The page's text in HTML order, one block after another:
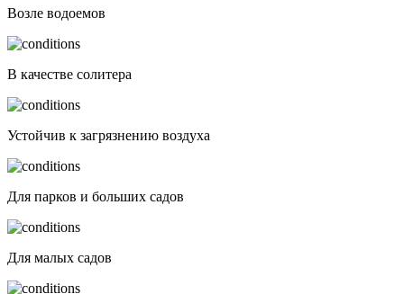
Возле водоемов
В качестве солитера
Устойчив к загрязнению воздуха
Для парков и больших садов
Для малых садов